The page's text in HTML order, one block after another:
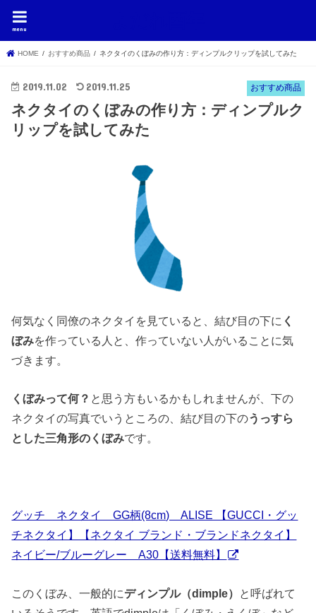
menu
HOME おすすめ商品 ネクタイのくぼみの作り方：ディンプルクリップを試してみた
おすすめ商品
2019.11.02 2019.11.25
ネクタイのくぼみの作り方：ディンプルク
リップを試してみた
何気なく同僚のネクタイを見ていると、結び目の下に く
ぼみを作っている人と、作っていない人がいることに気
づきます。
くぼみって何？ と思う方もいるかもしれませんが、下の
ネクタイの写真でいうところの、結び目の下のうっすら
とした三角形のくぼみです。
グッチ ネクタイ GG柄(8cm) ALISE 【GUCCI・グッ
チネクタイ】【ネクタイ ブランド・ブランドネクタイ】
ネイビー/ブルーグレー A30【送料無料】
このくぼみ、一般的にディンプル（dimple）
と呼ばれて